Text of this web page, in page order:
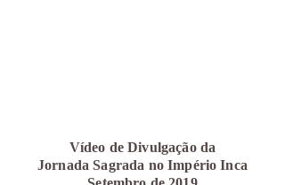
Vídeo de Divulgação da
Jornada Sagrada no Império Inca